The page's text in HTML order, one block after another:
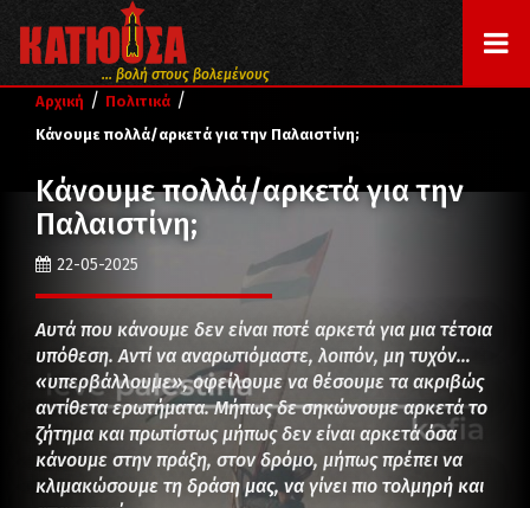
... βολή στους βολεμένους
Αρχική / Πολιτικά /
Κάνουμε πολλά/αρκετά για την Παλαιστίνη;
Κάνουμε πολλά/αρκετά για την
Παλαιστίνη;
22-05-2025
Αυτά που κάνουμε δεν είναι ποτέ αρκετά για μια τέτοια
υπόθεση. Αντί να αναρωτιόμαστε, λοιπόν, μη τυχόν…
«υπερβάλλουμε», οφείλουμε να θέσουμε τα ακριβώς
αντίθετα ερωτήματα. Μήπως δε σηκώνουμε αρκετά το
ζήτημα και πρωτίστως μήπως δεν είναι αρκετά όσα
κάνουμε στην πράξη, στον δρόμο, μήπως πρέπει να
κλιμακώσουμε τη δράση μας, να γίνει πιο τολμηρή και